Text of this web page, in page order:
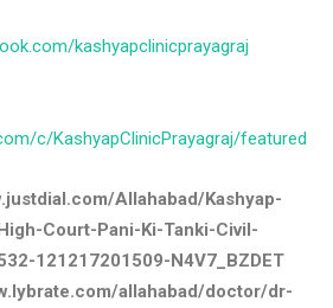
kashyapclinicprayagraj
c/KashyapClinicPrayagraj/featured
Allahabad/Kashyap-
Court-Pani-Ki-Tanki-Civil-
121217201509-N4V7_BZDET
allahabad/doctor/dr-